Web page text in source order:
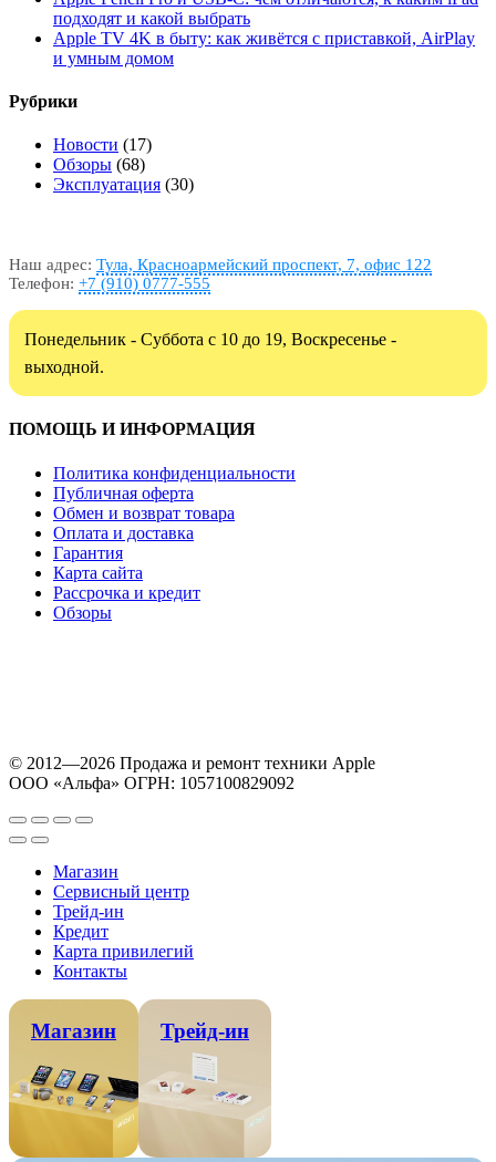
подходят и какой выбрать
Apple TV 4K в быту: как живётся с приставкой, AirPlay
и умным домом
Рубрики
Новости (17)
Обзоры (68)
Эксплуатация (30)
Наш адрес: Тула, Красноармейский проспект, 7, офис 122
Телефон: +7 (910) 0777-555
Понедельник - Суббота с 10 до 19, Воскресенье -
выходной.
ПОМОЩЬ И ИНФОРМАЦИЯ
Политика конфиденциальности
Публичная оферта
Обмен и возврат товара
Оплата и доставка
Гарантия
Карта сайта
Рассрочка и кредит
Обзоры
© 2012—2026 Продажа и ремонт техники Apple
ООО «Альфа» ОГРН: 1057100829092
Магазин
Сервисный центр
Трейд-ин
Кредит
Карта привилегий
Контакты
Магазин Трейд-ин